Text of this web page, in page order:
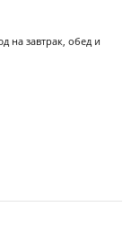
на завтрак, обед и